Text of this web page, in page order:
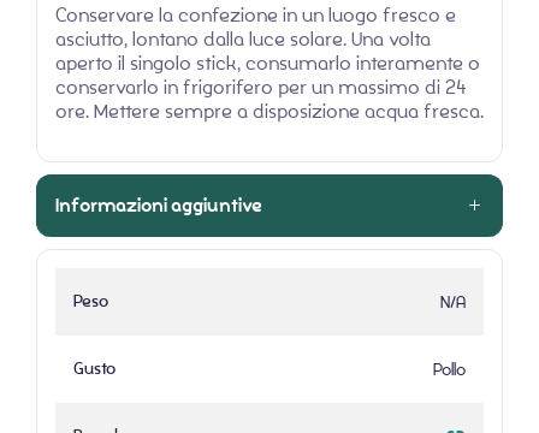
Conservare la confezione in un luogo fresco e
asciutto, lontano dalla luce solare. Una volta
aperto il singolo stick, consumarlo interamente o
conservarlo in frigorifero per un massimo di 24
ore. Mettere sempre a disposizione acqua fresca.
Informazioni aggiuntive
Peso N/A
Gusto Pollo